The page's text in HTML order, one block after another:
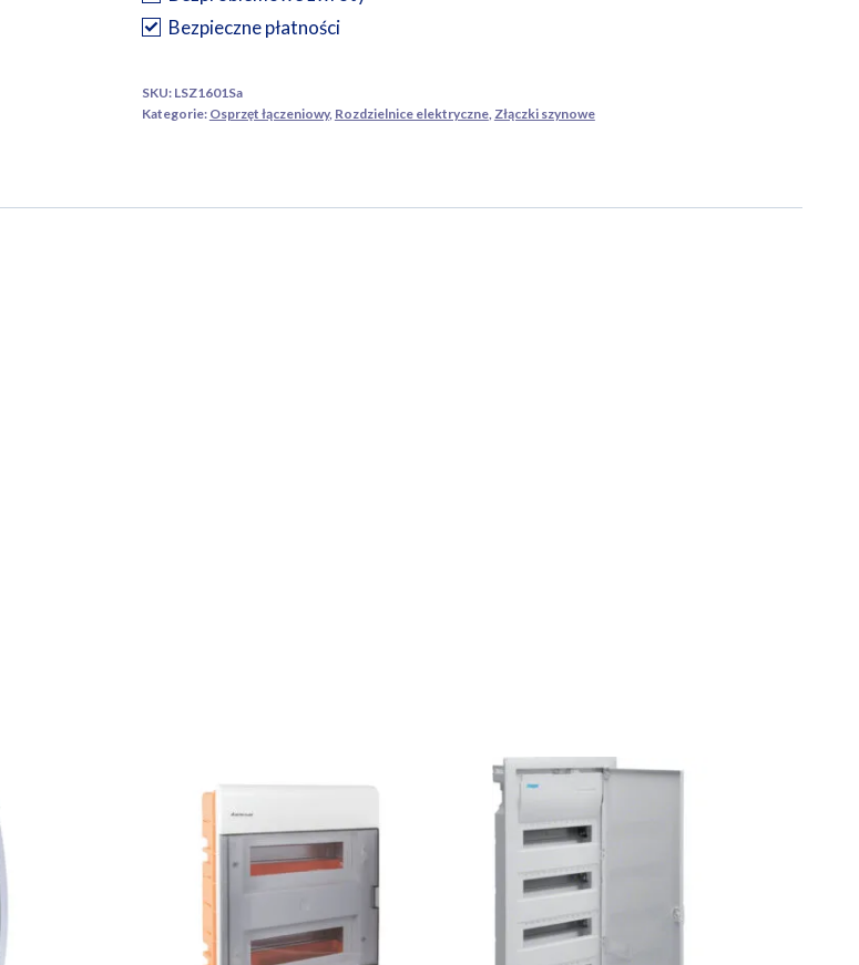
mm²
Bezpieczne płatności
SKU: LSZ1601Sa
Kategorie: Osprzęt łączeniowy, Rozdzielnice elektryczne, Złączki szynowe